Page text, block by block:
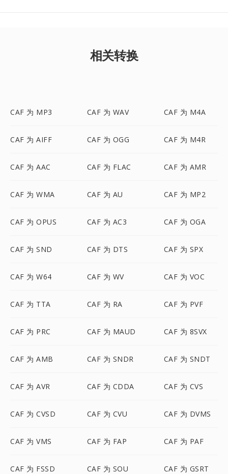
相关转换
CAF 为 MP3 CAF 为 WAV CAF 为 M4A
CAF 为 AIFF CAF 为 OGG CAF 为 M4R
CAF 为 AAC CAF 为 FLAC CAF 为 AMR
CAF 为 WMA CAF 为 AU CAF 为 MP2
CAF 为 OPUS CAF 为 AC3 CAF 为 OGA
CAF 为 SND CAF 为 DTS CAF 为 SPX
CAF 为 W64 CAF 为 WV CAF 为 VOC
CAF 为 TTA CAF 为 RA CAF 为 PVF
CAF 为 PRC CAF 为 MAUD CAF 为 8SVX
CAF 为 AMB CAF 为 SNDR CAF 为 SNDT
CAF 为 AVR CAF 为 CDDA CAF 为 CVS
CAF 为 CVSD CAF 为 CVU CAF 为 DVMS
CAF 为 VMS CAF 为 FAP CAF 为 PAF
CAF 为 FSSD CAF 为 SOU CAF 为 GSRT